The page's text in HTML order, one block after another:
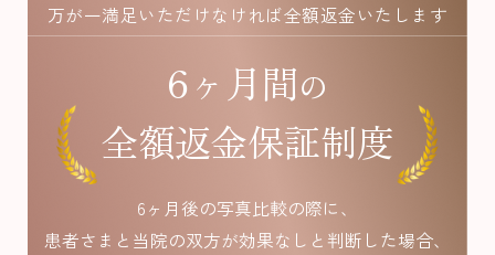
万が一満足いただけなければ全額返金いたします
6ヶ月間の
全額返金保証制度
6ヶ月後の写真比較の際に、
患者さまと当院の双方が効果なしと判断した場合、